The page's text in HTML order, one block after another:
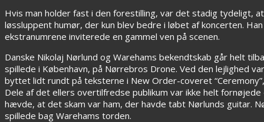
Hvis man holder fast i den forestilling, var det stadig tydeligt,
løssluppent humør, der kun blev bedre i løbet af koncerten.
ekstranumrene inviterede en gammel ven på scenen.
Danske Nikolaj Nørlund og Warehams bekendtskab går helt
spillede i København, på Nørrebros Drone. Ved den lejlighed
byttet lidt rundt på teksterne i New Order-coveret
Dele af det ellers overtilfredse publikum var ikke helt
hævde, at det skam var ham, der havde tabt Nørlunds guitar.
spillede bag Warehams torden.